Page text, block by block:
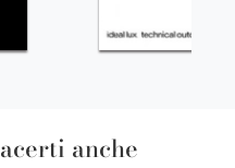
anche